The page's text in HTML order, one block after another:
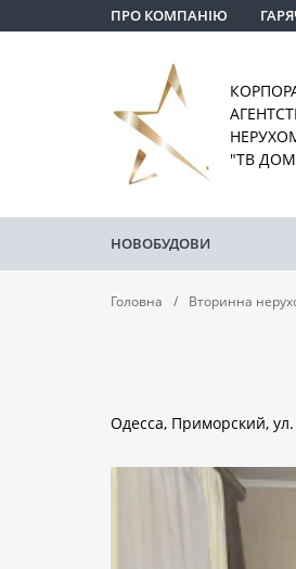
ПРО КОМПАНІЮ
"ТВ
НОВОБУДОВИ
Головна Вторинна
Одесса, Приморский,